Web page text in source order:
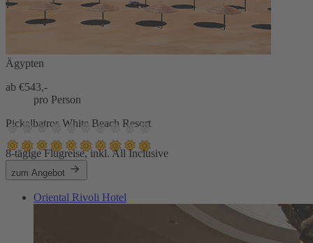
Ägypten
ab €543,-
pro Person
Pickalbatros White Beach Resort
8-tägige Flugreise, inkl. All Inclusive
zum Angebot
Oriental Rivoli Hotel